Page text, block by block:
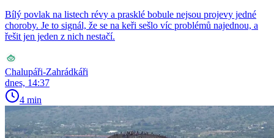
Bílý povlak na listech révy a prasklé bobule nejsou projevy jedné
choroby. Je to signál, že se na keři sešlo víc problémů najednou, a
řešit jen jeden z nich nestačí.
Chalupáři-Zahrádkáři
dnes, 14:37
4 min